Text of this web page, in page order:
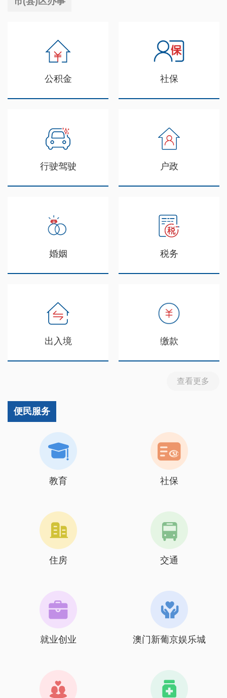
公积金 社保
行驶驾驶 户政
婚姻 税务
出入境 缴款
查看更多
便民服务
教育 社保
住房 交通
就业创业 澳门新葡京娱乐城